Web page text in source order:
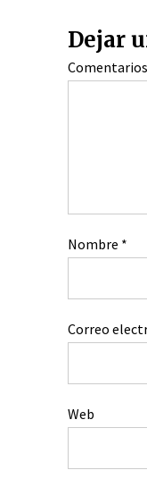
Dejar
Comentarios
Nombre *
Correo
Web